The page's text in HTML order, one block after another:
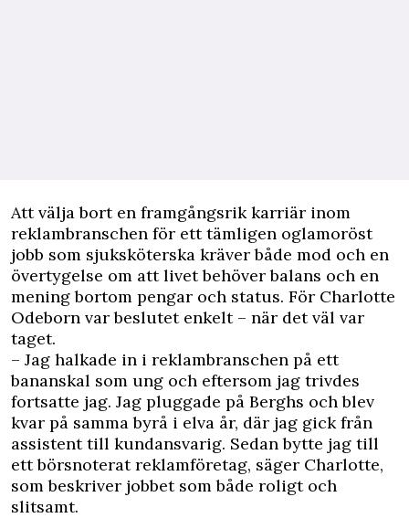
Att välja bort en framgångsrik karriär inom
reklambranschen för ett tämligen oglamoröst
jobb som sjuksköterska kräver både mod och en
övertygelse om att livet behöver balans och en
mening bortom pengar och status. För Charlotte
Odeborn var beslutet enkelt – när det väl var
taget.
– Jag halkade in i reklambranschen på ett
bananskal som ung och eftersom jag trivdes
fortsatte jag. Jag pluggade på Berghs och blev
kvar på samma byrå i elva år, där jag gick från
assistent till kundansvarig. Sedan bytte jag till
ett börsnoterat reklamföretag, säger Charlotte,
som beskriver jobbet som både roligt och
slitsamt.